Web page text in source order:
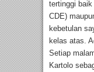
tertinggi
CDE)
kebetulan
kelas atas.
Setiap
Kartolo